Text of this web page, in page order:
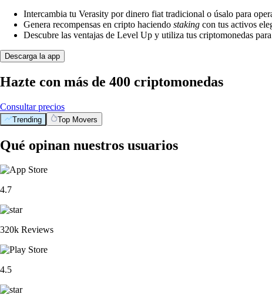
Intercambia tu Verasity por dinero fiat tradicional o úsalo para
Genera recompensas en cripto haciendo staking con tus activos
Descubre las ventajas de Level Up y utiliza tus criptomonedas
Descarga la app
Hazte con más de 400 criptomonedas
Consultar precios
Trending Top Movers
Qué opinan nuestros usuarios
4.7
320k Reviews
4.5